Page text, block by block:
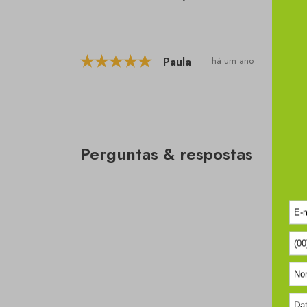
Paula há um ano
Perguntas & respostas